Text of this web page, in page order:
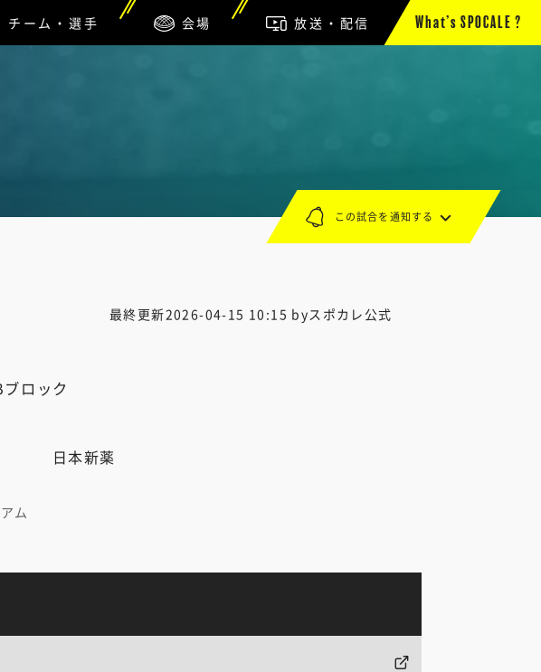
チーム・選手 会場 放送・配信 What’s SPOCALE ?
最終更新2026-04-15 10:15 byスポカレ公式
ロック
日本新薬
ム
この試合を通知する